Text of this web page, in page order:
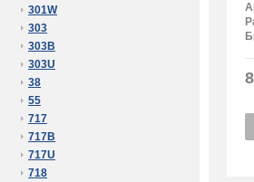
301W
303
303B
303U
38
55
717
717B
717U
718